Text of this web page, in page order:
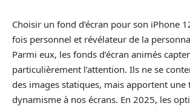
Choisir un fond d’écran pour son iPhone
fois personnel et révélateur de la
Parmi eux, les fonds d’écran animés
particulièrement l’attention. Ils ne se
des images statiques, mais apportent une
dynamisme à nos écrans. En 2025, les